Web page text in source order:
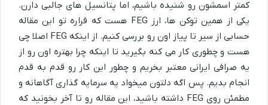
کمتر اسمشون رو شنیده باشیم، اما پتانسیل های جالبی دارن.
یکی از همین توکن ها، ارز FEG هست که قراره تو این مقاله
حسابی از سیر تا پیاز اون رو بررسی کنیم. از اینکه FEG اصلا چی
هست و چطوری کار می کنه بگیرید تا اینکه چرا بهتره اون رو از
یه صرافی ایرانی معتبر بخریم و چطور این کار رو قدم به قدم
انجام بدیم. پس اگه دلتون میخواد یه سرمایه گذاری آگاهانه و
مطمئن روی FEG داشته باشید، این مقاله رو تا آخر بخونید که